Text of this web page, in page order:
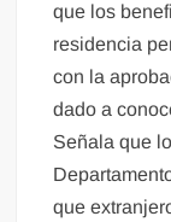
que los
residencia
con la
dado a
Señala que
que